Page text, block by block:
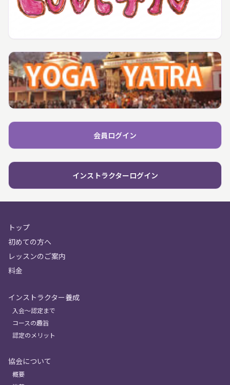
会員ログイン
インストラクターログイン
トップ
初めての方へ
レッスンのご案内
料金
インストラクター養成
入会〜認定まで
コースの趣旨
認定のメリット
協会について
概要